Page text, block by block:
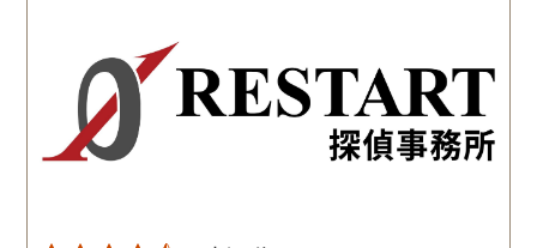
玉総合情報事務所さんに依
頼させていただき本当に良
かったです。
明な点が全くないほどし
かりと説明をしてくれま
た。調査では夫が不倫相
の自宅に頻繁に訪れる様